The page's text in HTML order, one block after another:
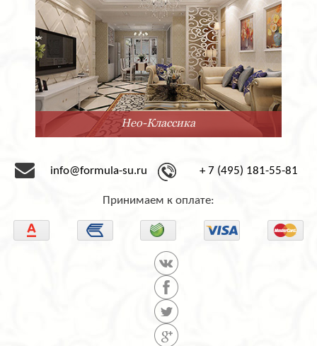
Минимализм
info@formula-su.ru + 7 (495) 181-55-81
Принимаем к оплате: